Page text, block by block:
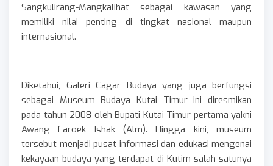
Sangkulirang-Mangkalihat sebagai kawasan yang
memiliki nilai penting di tingkat nasional maupun
internasional.
Diketahui, Galeri Cagar Budaya yang juga berfungsi
sebagai Museum Budaya Kutai Timur ini diresmikan
pada tahun 2008 oleh Bupati Kutai Timur pertama yakni
Awang Faroek Ishak (Alm). Hingga kini, museum
tersebut menjadi pusat informasi dan edukasi mengenai
kekayaan budaya yang terdapat di Kutim salah satunya